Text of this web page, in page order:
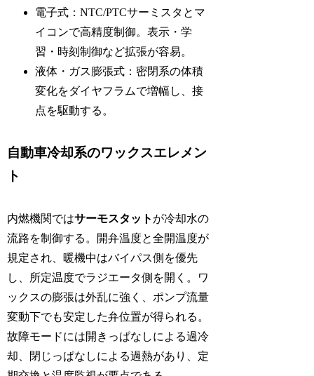
電子式：NTC/PTCサーミスタとマ
イコンで高精度制御。表示・学
習・時刻制御など拡張が容易。
液体・ガス膨張式：密閉系の体積
変化をダイヤフラムで増幅し、接
点を駆動する。
自動車冷却系のワックスエレメン
ト
内燃機関ではサーモスタット が冷却水の
流路を制御する。開弁温度と全開温度が
規定され、暖機中はバイパス側を優先
し、所定温度でラジエータ側を開く。ワ
ックスの膨張は外乱に強く、ポンプ流量
変動下でも安定した弁位置が得られる。
故障モードには開きっぱなしによる過冷
却、閉じっぱなしによる過熱があり、定